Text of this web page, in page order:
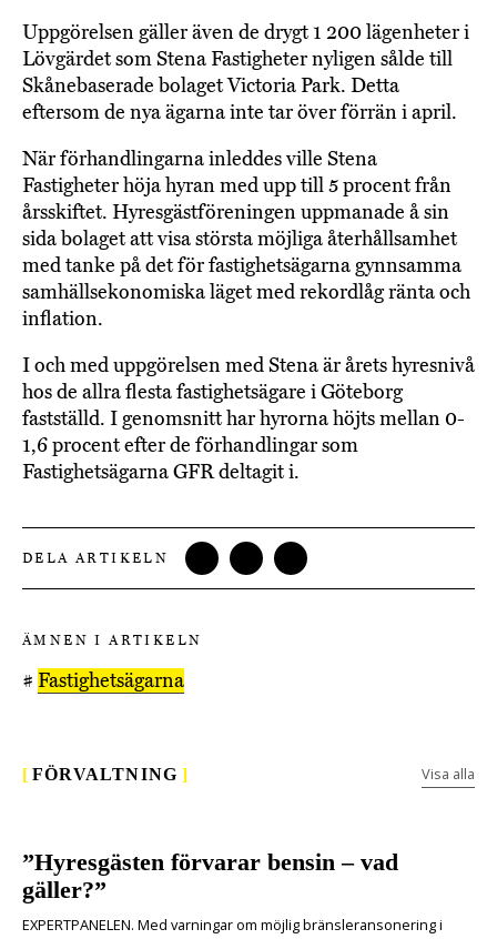
Uppgörelsen gäller även de drygt 1 200 lägenheter i
Lövgärdet som Stena Fastigheter nyligen sålde till
Skånebaserade bolaget Victoria Park. Detta
eftersom de nya ägarna inte tar över förrän i april.
När förhandlingarna inleddes ville Stena
Fastigheter höja hyran med upp till 5 procent från
årsskiftet. Hyresgästföreningen uppmanade å sin
sida bolaget att visa största möjliga återhållsamhet
med tanke på det för fastighetsägarna gynnsamma
samhällsekonomiska läget med rekordlåg ränta och
inflation.
I och med uppgörelsen med Stena är årets hyresnivå
hos de allra flesta fastighetsägare i Göteborg
fastställd. I genomsnitt har hyrorna höjts mellan 0-
1,6 procent efter de förhandlingar som
Fastighetsägarna GFR deltagit i.
DELA ARTIKELN
ÄMNEN I ARTIKELN
# Fastighetsägarna
[ FÖRVALTNING ] Visa alla
”Hyresgästen förvarar bensin – vad
gäller?”
EXPERTPANELEN. Med varningar om möjlig bränsleransonering i